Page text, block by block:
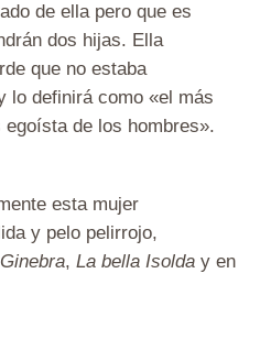
de ella pero que es
dos hijas. Ella
que no estaba
lo definirá como «el más
de los hombres».
esta mujer
y pelo pelirrojo,
, La bella Isolda y en